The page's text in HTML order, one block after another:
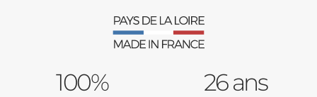
100% 26 ans